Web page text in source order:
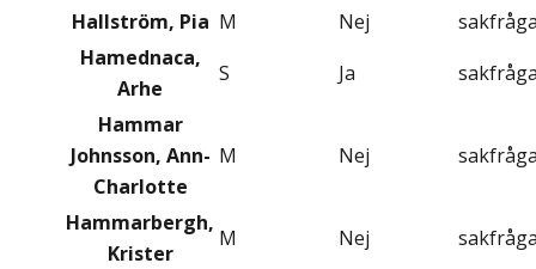
Hallström, Pia M Nej
Hamednaca,
Arhe
S Ja
Hammar
Johnsson, Ann-
Charlotte
M Nej
Hammarbergh,
Krister
M Nej